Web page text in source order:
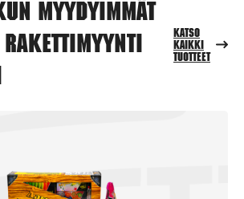
myydyimmät
Katso
kaikki
tuotteet